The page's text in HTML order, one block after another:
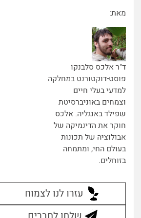
מאת:
ד"ר אלכס סלבנקו
פוסט-דוקטורנט במחלקה
למדעי בעלי חיים
וצמחים באוניברסיטת
שפילד באנגליה. אלכס
חוקר את הדינמיקה של
אבולוציה של תכונות
בעולם החי, ומתמחה
בזוחלים.
עזרו לנו לצמוח